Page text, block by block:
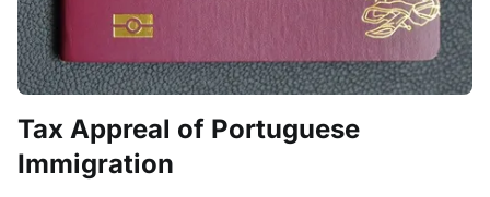
Tax Appreal of Portuguese
Immigration